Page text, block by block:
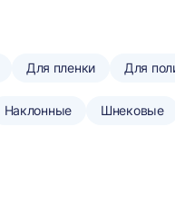
Для пленки Для
Наклонные Шнековые